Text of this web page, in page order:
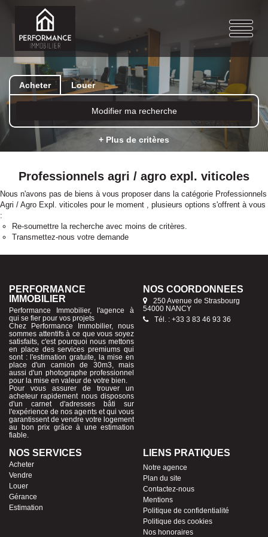
Acheter Louer
Modifier ma recherche
+ Plus de critères
Professionnels agri / agro expl. viticoles
Nous n'avons pas de biens à vous proposer dans la catégorie Professionnels
Agri / Agro Expl. viticoles pour le moment , plusieurs options s'offrent à vous
:
Re-soumettre la recherche avec moins de critères.
Transmettez-nous votre demande
PERFORMANCE
IMMOBILIER
Performance Immobilier, l'agence à
qui se fier pour vos projets
Chez Performance Immobilier, nous
sommes attentifs à ce que vous soyez
satisfaits, c'est pourquoi nous mettons
en place des services premiums qui
sont : l'estimation gratuite, la mise en
place d'un camion de 30m3, mais
aussi d'un photographe professionnel
pour la mise en valeur de votre bien.
Pour vous assurer de trouver un
acheteur rapidement nous disposons
d'un carnet d'adresses bâti sur
l'expérience de nos agents et qui vous
garantissent de vendre votre logement
au bon prix grâce à une estimation
fiable.
NOS COORDONNÉES
250 Avenue de Strasbourg
54000 NANCY
Tél. : +33 3 83 46 93 36
NOS SERVICES
Acheter
Vendre
Louer
Gérance
Estimation
LIENS PRATIQUES
Notre agence
Plan du site
Contactez-nous
Mentions
Politique de confidentialité
Politique des cookies
Nos honoraires